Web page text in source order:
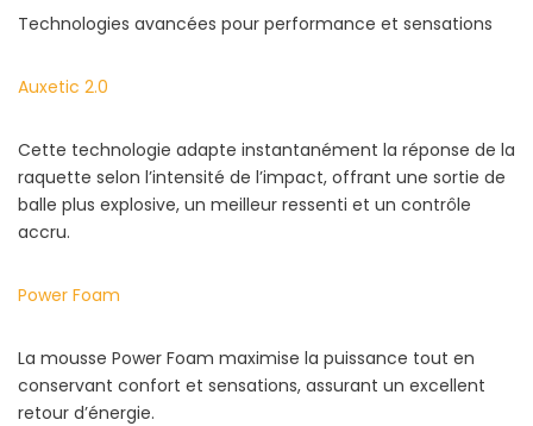
Technologies avancées pour performance et sensations
Auxetic 2.0
Cette technologie adapte instantanément la réponse de la
raquette selon l’intensité de l’impact, offrant une sortie de
balle plus explosive, un meilleur ressenti et un contrôle
accru.
Power Foam
La mousse Power Foam maximise la puissance tout en
conservant confort et sensations, assurant un excellent
retour d’énergie.